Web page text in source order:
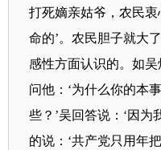
打死嫡亲姑爷，农民
命的’。农民胆子就大
感性方面认识的。如
问他：‘为什么你的本
些？’吴回答说：‘因为
的说：‘共产党只用年